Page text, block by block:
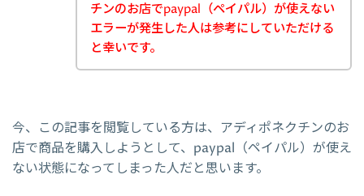
チンのお店でpaypal（ペイパル）が使えない
エラーが発生した人は参考にしていただける
と幸いです。
今、この記事を閲覧している方は、アディポネクチンのお
店で商品を購入しようとして、paypal（ペイパル）が使え
ない状態になってしまった人だと思います。